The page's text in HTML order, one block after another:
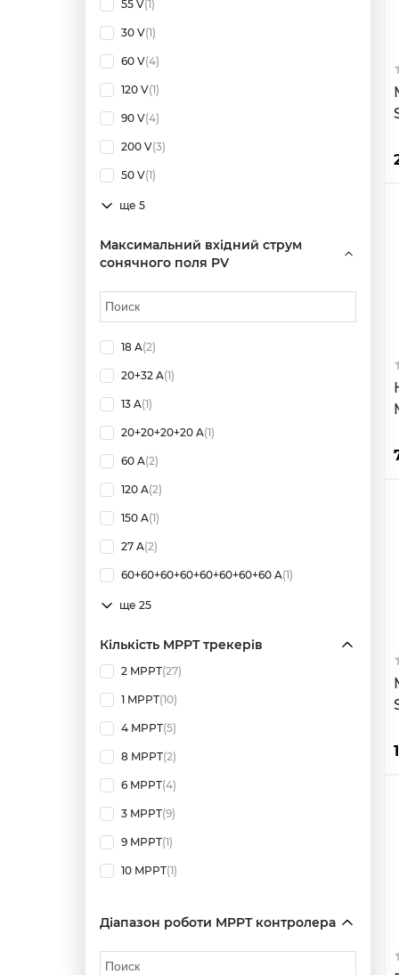
55 V(1)
30 V(1)
60 V(4)
120 V(1)
90 V(4)
200 V(3)
50 V(1)
ще 5
Максимальний вхідний струм
сонячного поля PV
18 A(2)
20+32 A(1)
13 A(1)
20+20+20+20 A(1)
60 A(2)
120 A(2)
150 A(1)
27 A(2)
60+60+60+60+60+60+60+60 A(1)
ще 25
Кількість MPPT трекерів
2 MPPT(27)
1 MPPT(10)
4 MPPT(5)
8 MPPT(2)
6 MPPT(4)
3 MPPT(9)
9 MPPT(1)
10 MPPT(1)
Діапазон роботи MPPT контролера